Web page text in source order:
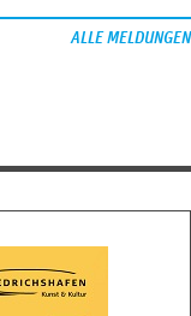
ALLE MELDUNGEN